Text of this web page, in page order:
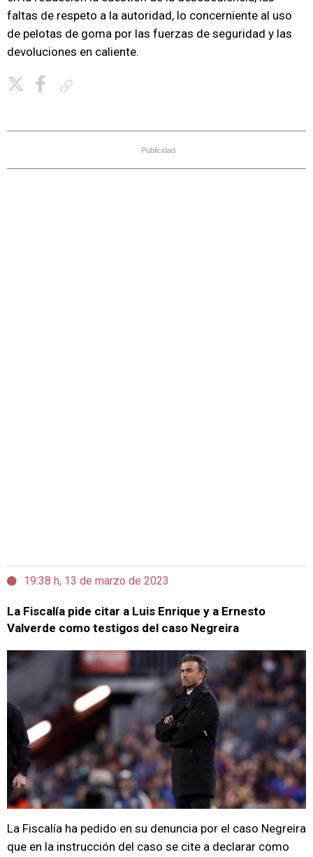
faltas de respeto a la autoridad, lo concerniente al uso
de pelotas de goma por las fuerzas de seguridad y las
devoluciones en caliente.
Publicidad
19:38 h, 13 de marzo de 2023
La Fiscalía pide citar a Luis Enrique y a Ernesto
Valverde como testigos del caso Negreira
La Fiscalía ha pedido en su denuncia por el caso Negreira
que en la instrucción del caso se cite a declarar como